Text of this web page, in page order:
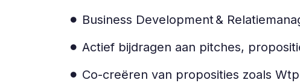
Business Development &
Actief bijdragen aan pitches,
Co-creëren van proposities zoals